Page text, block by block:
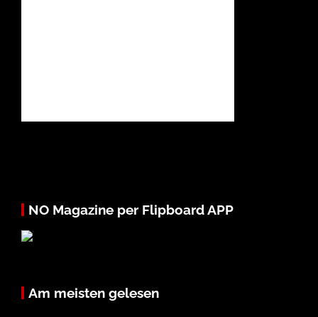
NO Magazine per Flipboard APP
Am meisten gelesen